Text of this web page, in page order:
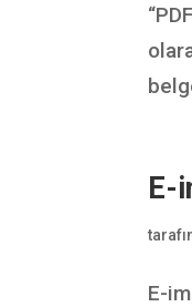
E-
E-